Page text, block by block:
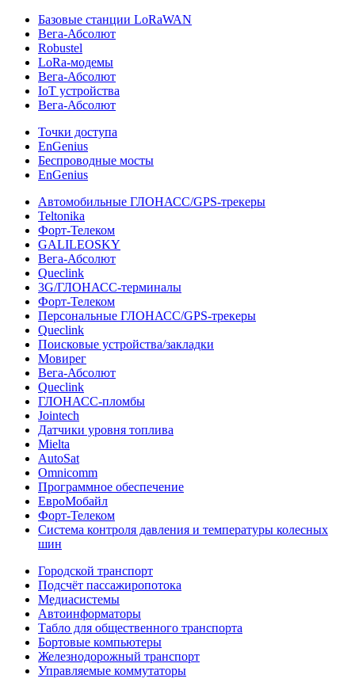
Базовые станции LoRaWAN
Вега-Абсолют
Robustel
LoRa-модемы
Вега-Абсолют
IoT устройства
Вега-Абсолют
Точки доступа
EnGenius
Беспроводные мосты
EnGenius
Автомобильные ГЛОНАСС/GPS-трекеры
Teltonika
Форт-Телеком
GALILEOSKY
Вега-Абсолют
Queclink
3G/ГЛОНАСС-терминалы
Форт-Телеком
Персональные ГЛОНАСС/GPS-трекеры
Queclink
Поисковые устройства/закладки
Мовирег
Вега-Абсолют
Queclink
ГЛОНАСС-пломбы
Jointech
Датчики уровня топлива
Mielta
AutoSat
Omnicomm
Программное обеспечение
ЕвроМобайл
Форт-Телеком
Система контроля давления и температуры колесных
шин
Городской транспорт
Подсчёт пассажиропотока
Медиасистемы
Автоинформаторы
Табло для общественного транспорта
Бортовые компьютеры
Железнодорожный транспорт
Управляемые коммутаторы